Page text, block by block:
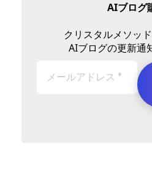
AIブログ
クリスタルメソッ
AIブログの更新通